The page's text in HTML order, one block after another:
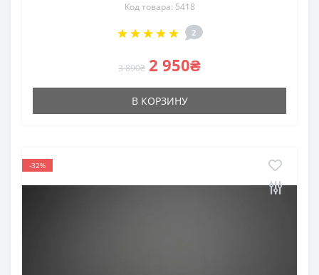
Код товара: 5418
2
3 890₴ 2 950₴
В КОРЗИНУ
-32%